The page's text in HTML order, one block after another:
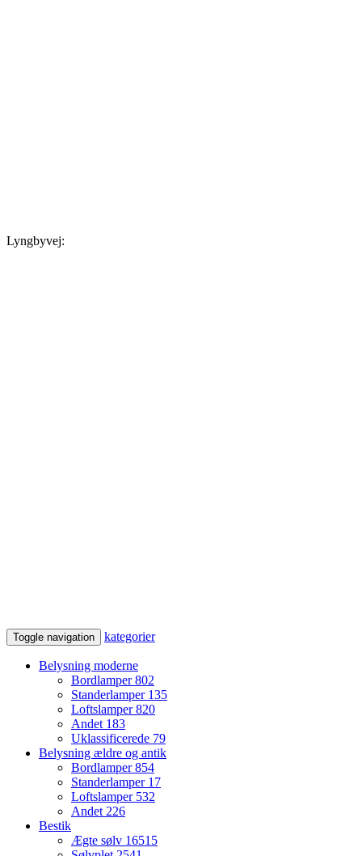
Lyngbyvej:
Toggle navigation kategorier
Belysning moderne
Bordlamper802
Standerlamper 135
Loftslamper820
Andet 183
Uklassificerede 79
Belysning ældre og antik
Bordlamper854
Standerlamper 17
Loftslamper 532
Andet226
Bestik
Ægte sølv 16515